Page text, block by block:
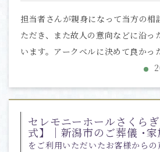
担当者さんが親身になって当方の相
ただき、また故人の意向などに沿っ
います。アークベルに決めて良かっ
セレモニーホールさくら
式】｜新潟市のご葬儀 ･家
をご利用いただいたお客様からの